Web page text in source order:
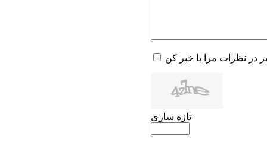
در نظرات مرا با خبر کن
تازه سازی